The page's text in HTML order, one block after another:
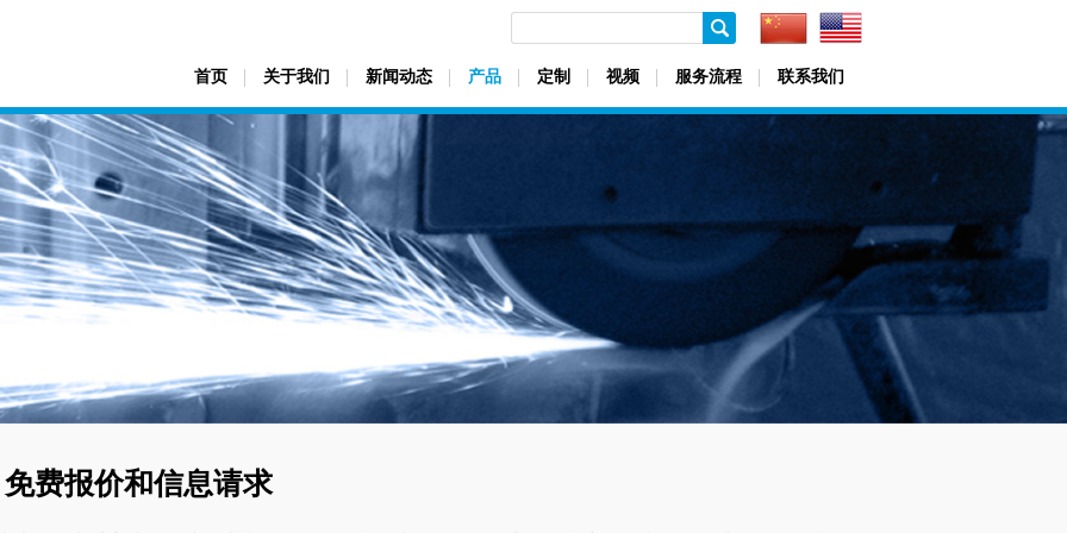
首页 关于我们 新闻动态 产品 定制 视频 服务流程 联系我们
免费报价和信息请求